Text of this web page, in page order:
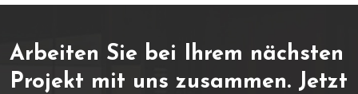
Arbeiten Sie bei Ihrem nächsten
Projekt mit uns zusammen. Jetzt